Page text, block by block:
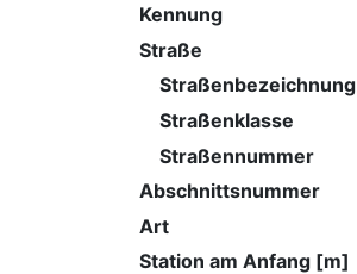
Kennung
Straße
Straßenbezeichnung
Straßenklasse
Straßennummer
Abschnittsnummer
Art
Station am Anfang [m]